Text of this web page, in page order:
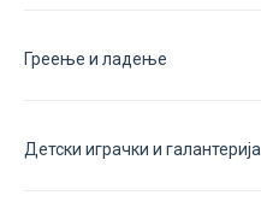
Греење и ладење
Детски играчки и галантерија